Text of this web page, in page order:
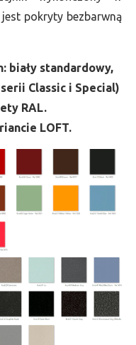
pokryty bezbarwną
biały standardowy,
Classic i Special)
RAL.
LOFT.